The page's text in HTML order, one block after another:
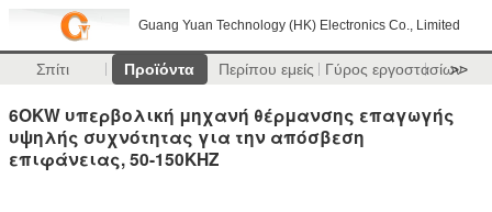
Guang Yuan Technology (HK) Electronics Co., Limited
Σπίτι Προϊόντα Περίπου εμείς Γύρος εργοστασίων
>>
6OKW υπερβολική μηχανή θέρμανσης επαγωγής
υψηλής συχνότητας για την απόσβεση
επιφάνειας, 50-150KHZ